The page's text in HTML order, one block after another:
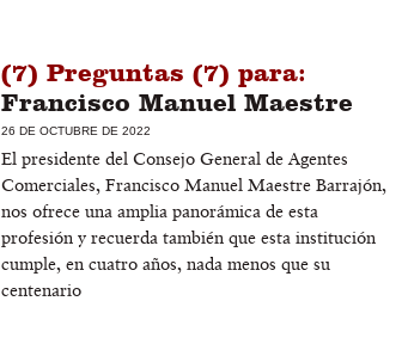
(7) Preguntas (7) para:
Francisco Manuel Maestre
26 DE OCTUBRE DE 2022
El presidente del Consejo General de Agentes
Comerciales, Francisco Manuel Maestre Barrajón,
nos ofrece una amplia panorámica de esta
profesión y recuerda también que esta institución
cumple, en cuatro años, nada menos que su
centenario